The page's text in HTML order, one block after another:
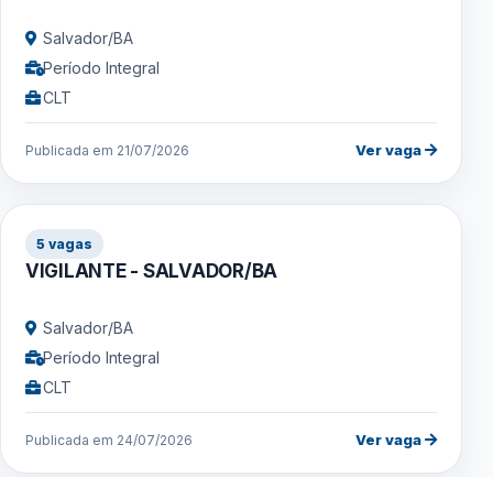
Salvador/BA
Período Integral
CLT
Publicada em 21/07/2026 Ver vaga
5 vagas
VIGILANTE - SALVADOR/BA
Salvador/BA
Período Integral
CLT
Publicada em 24/07/2026 Ver vaga